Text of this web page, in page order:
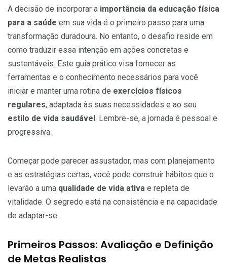
A decisão de incorporar a importância da educação física
para a saúde em sua vida é o primeiro passo para uma
transformação duradoura. No entanto, o desafio reside em
como traduzir essa intenção em ações concretas e
sustentáveis. Este guia prático visa fornecer as
ferramentas e o conhecimento necessários para você
iniciar e manter uma rotina de exercícios físicos
regulares, adaptada às suas necessidades e ao seu
estilo de vida saudável. Lembre-se, a jornada é pessoal e
progressiva.
Começar pode parecer assustador, mas com planejamento
e as estratégias certas, você pode construir hábitos que o
levarão a uma qualidade de vida ativa e repleta de
vitalidade. O segredo está na consistência e na capacidade
de adaptar-se.
Primeiros Passos: Avaliação e Definição
de Metas Realistas